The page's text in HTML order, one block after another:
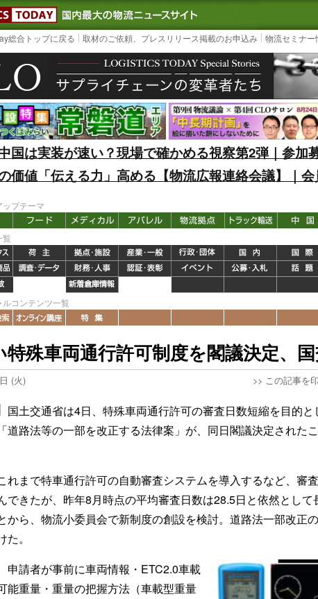
LOGISTICS TODAY｜国内最大の物流ニュースサイト
3PL,
総合トップに戻る 取材のご依頼、プレスリリース掲載のお申込み 物流セミナ
国は実装が速い？現場で確かめる視察第2弾｜参加
価値「伝える力」高める【物流広報連絡会議】｜
ップテーマ
覧
ルコンテンツ一覧
特殊車両通行許可制度を閣議決定、
(火) >> この記事を
国土交通省は4日、特殊車両通行許可の審査日数短縮を目的と
道路法等の一部を改正する法律案」が、同日閣議決定された
れまで特車通行許可の自動審査システムを導入するなど、審
できたが、昨年8月時点の平均審査日数は28.5日と依然として
から、物流小委員会で新制度の創設を検討。道路法一部改正
。
申請者が事前に車両情報・ETC2.0車載
能重量・重量の把握方法（車載型重量